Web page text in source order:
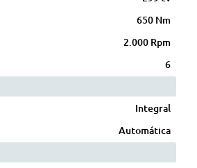
650 Nm
2.000 Rpm
6
Integral
Automática